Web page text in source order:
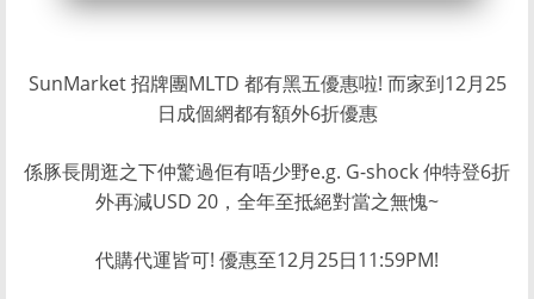
SunMarket 招牌團MLTD 都有黑五優惠啦! 而家到12月25
日成個網都有額外6折優惠
係豚長閒逛之下仲驚過佢有唔少野e.g. G-shock 仲特登6折
外再減USD 20，全年至抵絕對當之無愧~
代購代運皆可! 優惠至12月25日11:59PM!